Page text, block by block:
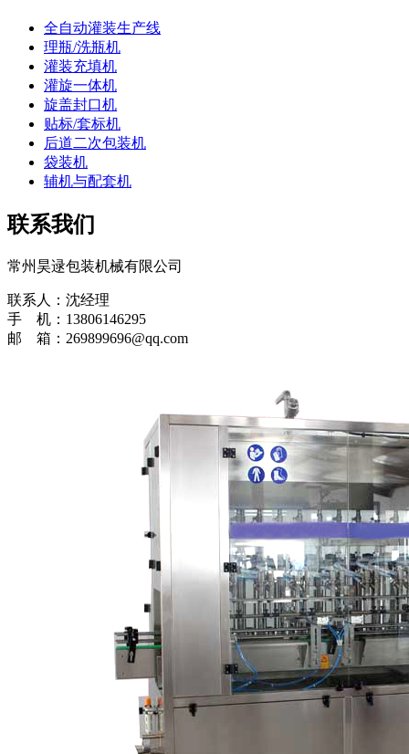
全自动灌装生产线
理瓶/洗瓶机
灌装充填机
灌旋一体机
旋盖封口机
贴标/套标机
后道二次包装机
袋装机
辅机与配套机
联系我们
常州昊逯包装机械有限公司
联系人：沈经理
手 机：13806146295
邮 箱：269899696@qq.com